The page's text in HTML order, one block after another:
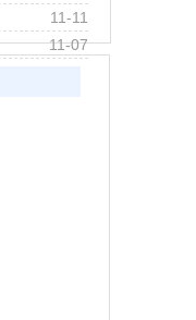
11-11
11-07